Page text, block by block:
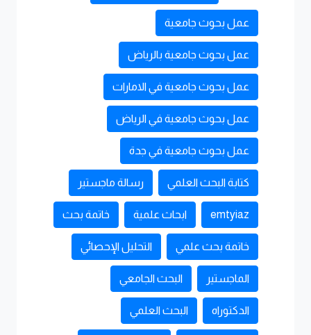
عمل بحوث جامعية
عمل بحوث جامعية بالرياض
عمل بحوث جامعية في الامارات
عمل بحوث جامعية في الرياض
عمل بحوث جامعية في جدة
كتابة البحث العلمي رسالة ماجستير
emtyiaz ابحاث علمية خاتمة بحث
خاتمة بحث علمي التحليل الإحصائي
الماجستير البحث الجامعي
الدكتوراه البحث العلمي